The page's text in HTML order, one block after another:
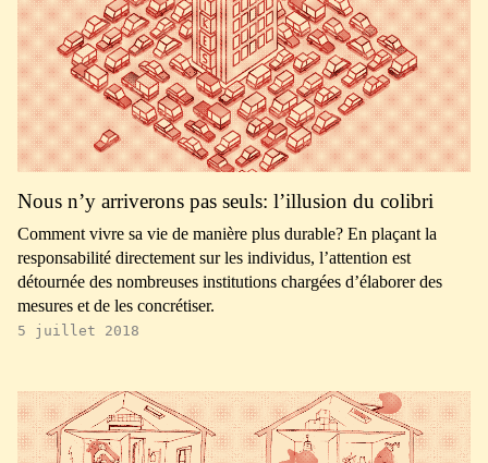
Nous n’y arriverons pas seuls: l’illusion du colibri
Comment vivre sa vie de manière plus durable? En plaçant la
responsabilité directement sur les individus, l’attention est
détournée des nombreuses institutions chargées d’élaborer des
mesures et de les concrétiser.
5 juillet 2018